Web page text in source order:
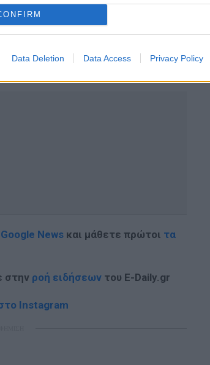
Data Deletion Data Access Privacy Policy
τον λογαριασμό του στο Facebook.
Google News και μάθετε πρώτοι τα
στην ροή ειδήσεων του E-Daily.gr
Instagram